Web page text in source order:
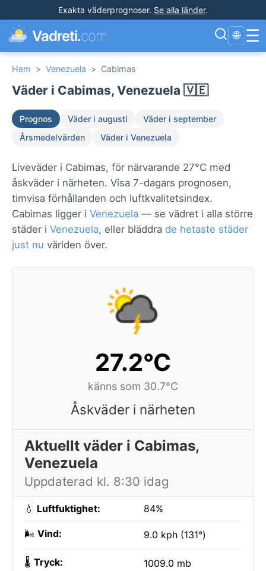
Exakta väderprognoser. Se alla länder.
Vadreti.com 🌐 ☰
Hem > Venezuela > Cabimas
Väder i Cabimas, Venezuela 🇻🇪
Prognos Väder i augusti
Väder i september
Årsmedelvärden
Väder i Venezuela
Liveväder i Cabimas, för närvarande 27°C med
åskväder i närheten. Visa 7-dagars prognosen,
timvisa förhållanden och luftkvalitetsindex.
Cabimas ligger i Venezuela — se vädret i alla större
städer i Venezuela, eller bläddra de hetaste städer
just nu världen över.
27.2°C
känns som 30.7°C
Åskväder i närheten
Aktuellt väder i Cabimas,
Venezuela
Uppdaterad kl. 8:30 idag
💧 Luftfuktighet: 84%
🌬️ Vind: 9.0 kph (131°)
🌡️ Tryck: 1009.0 mb